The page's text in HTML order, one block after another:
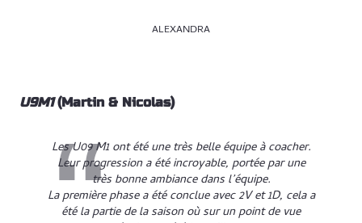
ALEXANDRA
U9M1(Martin & Nicolas)
Les U09 M1 ont été une très belle équipe à coacher.
Leur progression a été incroyable, portée par une
très bonne ambiance dans l’équipe.
La première phase a été conclue avec 2V et 1D, cela a
été la partie de la saison où sur un point de vue